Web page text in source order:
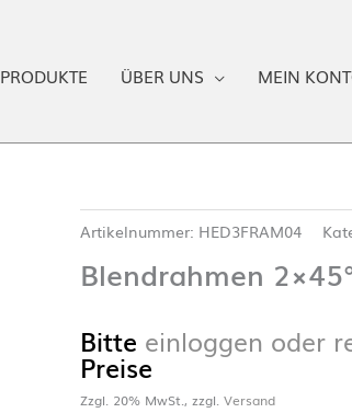
PRODUKTE ÜBER UNS MEIN
Artikelnummer: HED3FRAM04
Blendrahmen
Bitte einloggen oder
Preise
Zzgl. 20% MwSt., zzgl.Versand